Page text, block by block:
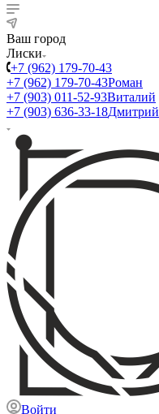
Ваш город
Лиски
+7 (962) 179-70-43
+7 (962) 179-70-43Роман
+7 (903) 011-52-93Виталий
+7 (903) 636-33-18Дмитрий
Войти